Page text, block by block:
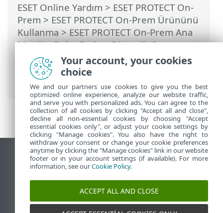
ESET Online Yardım > ESET PROTECT On-
Prem > ESET PROTECT On-Prem Ürününü
Kullanma > ESET PROTECT On-Prem Ana
Menü>Daha Fazla>Dinamik Grup
Şablonları >Dinamik Grup şablonu -
örnekler
> Dinamik Grup - güvenlik
ürünü yüklendi
Masaüstü sitesini görüntüle
End of Life
ESET Bilgi Bankası
ESET Status Portal
Your account, your cookies
choice
We and our partners use cookies to give you the best
optimized online experience, analyze our website traffic,
and serve you with personalized ads. You can agree to the
collection of all cookies by clicking "Accept all and close",
decline all non-essential cookies by choosing "Accept
essential cookies only", or adjust your cookie settings by
clicking "Manage cookies". You also have the right to
withdraw your consent or change your cookie preferences
anytime by clicking the "Manage cookies" link in our website
footer or in your account settings (if available). For more
information, see ourCookie Policy.
ACCEPT ALL AND CLOSE